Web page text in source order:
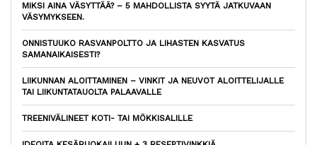
MIKSI AINA VÄSYTTÄÄ? – 5 MAHDOLLISTA SYYTÄ JATKUVAAN
VÄSYMYKSEEN.
ONNISTUUKO RASVANPOLTTO JA LIHASTEN KASVATUS
SAMANAIKAISESTI?
LIIKUNNAN ALOITTAMINEN – VINKIT JA NEUVOT ALOITTELIJALLE
TAI LIIKUNTATAUOLTA PALAAVALLE
TREENIVÄLINEET KOTI- TAI MÖKKISALILLE